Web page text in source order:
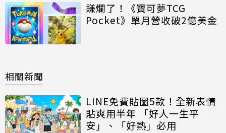
賺爛了！《寶可夢TCG
Pocket》單月營收破2億美金
相關新聞
LINE免費貼圖5款！全新表情
貼爽用半年 「好人一生平
安」、「好熱」必用